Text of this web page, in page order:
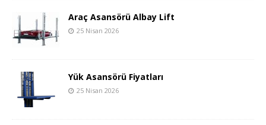
Araç Asansörü Albay Lift
25 Nisan 2026
Yük Asansörü Fiyatları
25 Nisan 2026